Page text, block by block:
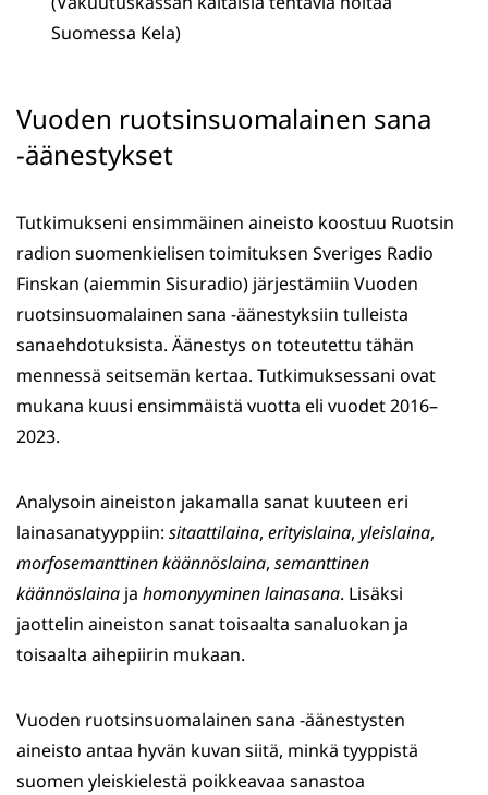
Suomessa Kela)
Vuoden ruotsinsuomalainen sana
-äänestykset
Tutkimukseni ensimmäinen aineisto koostuu Ruotsin
radion suomenkielisen toimituksen Sveriges Radio
Finskan (aiemmin Sisuradio) järjestämiin Vuoden
ruotsinsuomalainen sana -äänestyksiin tulleista
sanaehdotuksista. Äänestys on toteutettu tähän
mennessä seitsemän kertaa. Tutkimuksessani ovat
mukana kuusi ensimmäistä vuotta eli vuodet 2016–
2023.
Analysoin aineiston jakamalla sanat kuuteen eri
lainasanatyyppiin: sitaattilaina, erityislaina, yleislaina,
morfosemanttinen käännöslaina, semanttinen
käännöslaina ja homonyyminen lainasana. Lisäksi
jaottelin aineiston sanat toisaalta sanaluokan ja
toisaalta aihepiirin mukaan.
Vuoden ruotsinsuomalainen sana -äänestysten
aineisto antaa hyvän kuvan siitä, minkä tyyppistä
suomen yleiskielestä poikkeavaa sanastoa